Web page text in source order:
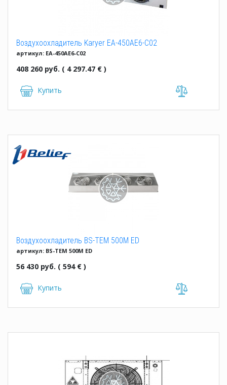
Воздухоохладитель Karyer EA-450AE6-C02
артикул: EA-450AE6-C02
408 260 руб. ( 4 297.47 € )
Купить
Воздухоохладитель BS-TEM 500M ED
артикул: BS-TEM 500M ED
56 430 руб. ( 594 € )
Купить